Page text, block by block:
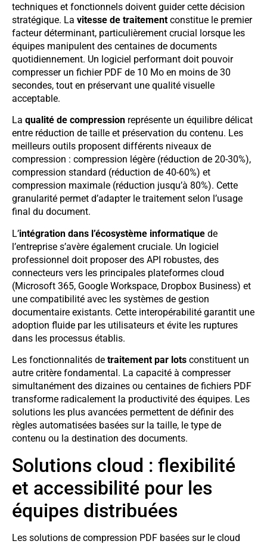
techniques et fonctionnels doivent guider cette décision
stratégique. La vitesse de traitement constitue le premier
facteur déterminant, particulièrement crucial lorsque les
équipes manipulent des centaines de documents
quotidiennement. Un logiciel performant doit pouvoir
compresser un fichier PDF de 10 Mo en moins de 30
secondes, tout en préservant une qualité visuelle
acceptable.
La qualité de compression représente un équilibre délicat
entre réduction de taille et préservation du contenu. Les
meilleurs outils proposent différents niveaux de
compression : compression légère (réduction de 20-30%),
compression standard (réduction de 40-60%) et
compression maximale (réduction jusqu’à 80%). Cette
granularité permet d’adapter le traitement selon l’usage
final du document.
L’intégration dans l’écosystème informatique de
l’entreprise s’avère également cruciale. Un logiciel
professionnel doit proposer des API robustes, des
connecteurs vers les principales plateformes cloud
(Microsoft 365, Google Workspace, Dropbox Business) et
une compatibilité avec les systèmes de gestion
documentaire existants. Cette interopérabilité garantit une
adoption fluide par les utilisateurs et évite les ruptures
dans les processus établis.
Les fonctionnalités de traitement par lots constituent un
autre critère fondamental. La capacité à compresser
simultanément des dizaines ou centaines de fichiers PDF
transforme radicalement la productivité des équipes. Les
solutions les plus avancées permettent de définir des
règles automatisées basées sur la taille, le type de
contenu ou la destination des documents.
Solutions cloud : flexibilité
et accessibilité pour les
équipes distribuées
Les solutions de compression PDF basées sur le cloud